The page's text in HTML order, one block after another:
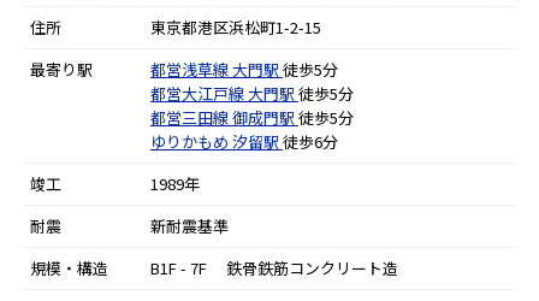
住所
東京都港区浜松町1-2-15
最寄り駅
都営浅草線大門駅 徒歩5分
都営大江戸線大門駅 徒歩5分
都営三田線御成門駅 徒歩5分
ゆりかもめ 汐留駅 徒歩6分
竣工
1989年
耐震
新耐震基準
規模・構造
B1F - 7F 鉄骨鉄筋コンクリート造